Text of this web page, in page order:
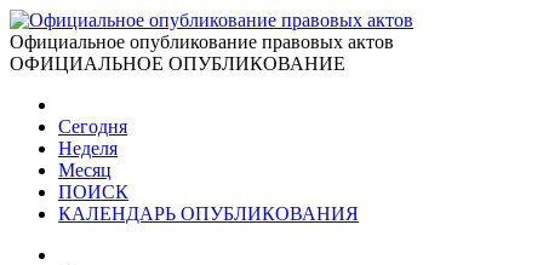
Официальное опубликование правовых актов
ОФИЦИАЛЬНОЕ ОПУБЛИКОВАНИЕ
Сегодня
Неделя
Месяц
ПОИСК
КАЛЕНДАРЬ ОПУБЛИКОВАНИЯ